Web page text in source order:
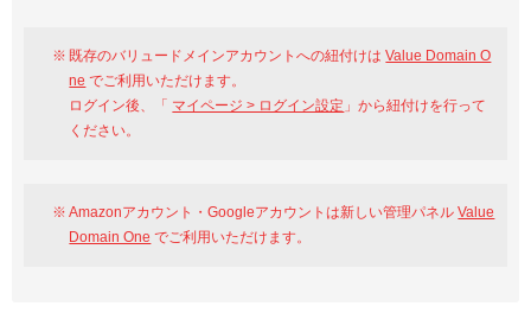
既存のバリュードメインアカウントへの紐付けはValue Domain O
ne でご利用いただけます。
ログイン後、「 マイページ > ログイン設定 」から紐付けを行って
ください。
Amazonアカウント・Googleアカウントは新しい管理パネルValue
Domain One でご利用いただけます。